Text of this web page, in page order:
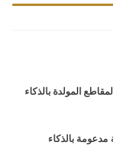
المولدة بالذكاء
مدعومة بالذكاء